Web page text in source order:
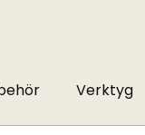
Verktyg